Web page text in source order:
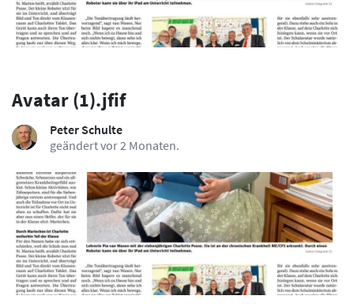
Avatar (1).jfif
Peter Schulte
geändert vor 2 Monaten.